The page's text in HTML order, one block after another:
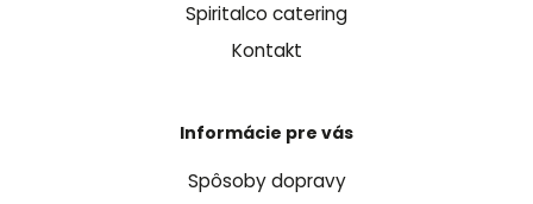
Spiritalco catering
Kontakt
Informácie pre vás
Spôsoby dopravy